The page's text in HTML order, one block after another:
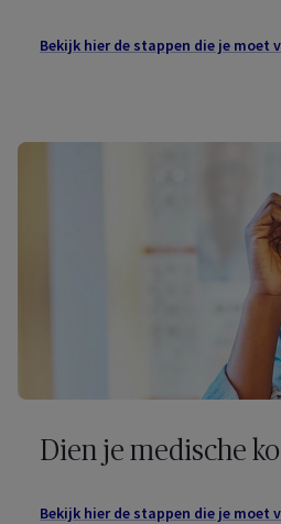
Bekijk hier de stappen die je moet
Dien je medische
Bekijk hier de stappen die je moet